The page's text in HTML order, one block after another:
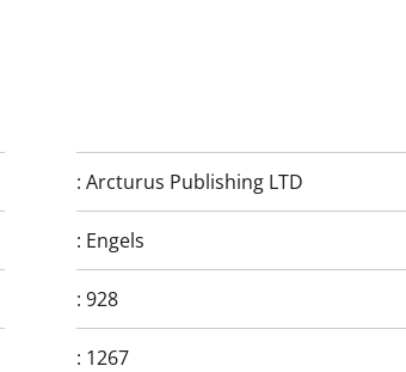
:Arcturus Publishing LTD
: Engels
:928
: 1267